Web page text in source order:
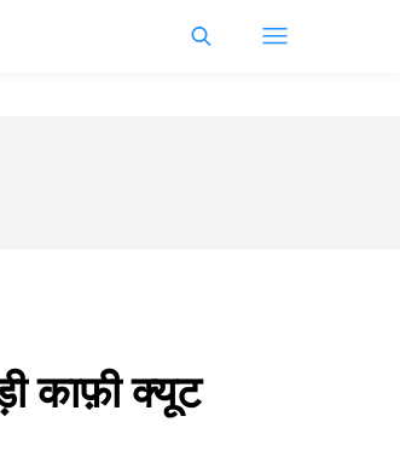
काफ़ी क्यूट